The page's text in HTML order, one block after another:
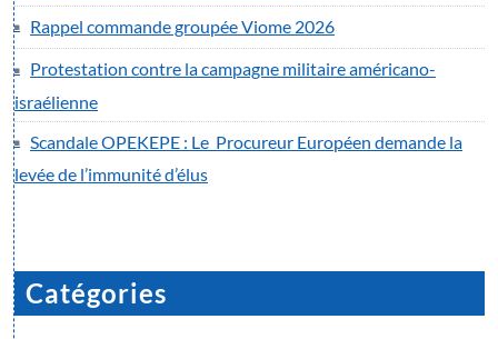
Rappel commande groupée Viome 2026
Protestation contre la campagne militaire américano-
israélienne
Scandale OPEKEPE : Le Procureur Européen demande la
levée de l’immunité d’élus
Catégories